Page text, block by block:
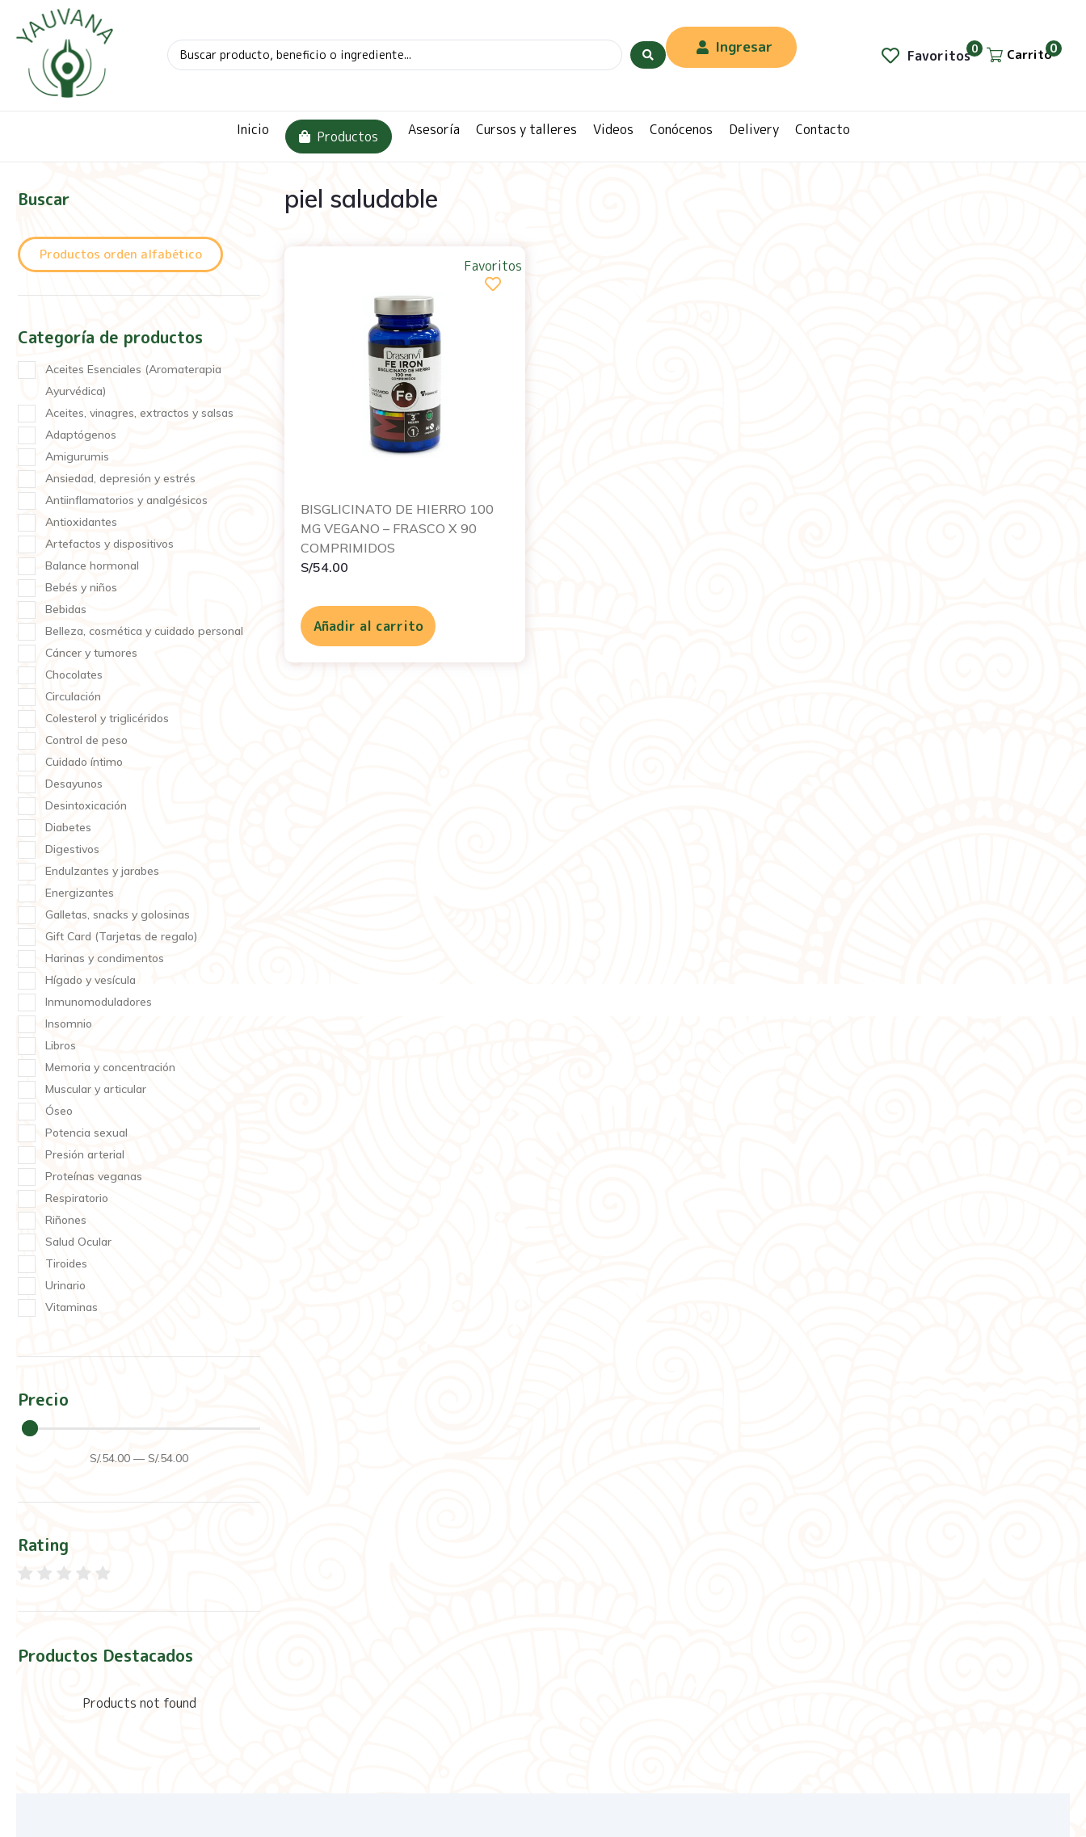
Ingresar Favoritos0 Carrito0
Inicio Productos Asesoría Cursos y talleres Videos Conócenos Delivery Contacto
Buscar
Productos orden alfabético
Categoría de productos
Aceites Esenciales (Aromaterapia
Ayurvédica)
Aceites, vinagres, extractos y salsas
Adaptógenos
Amigurumis
Ansiedad, depresión y estrés
Antiinflamatorios y analgésicos
Antioxidantes
Artefactos y dispositivos
Balance hormonal
Bebés y niños
Bebidas
Belleza, cosmética y cuidado personal
Cáncer y tumores
Chocolates
Circulación
Colesterol y triglicéridos
Control de peso
Cuidado íntimo
Desayunos
Desintoxicación
Diabetes
Digestivos
Endulzantes y jarabes
Energizantes
Galletas, snacks y golosinas
Gift Card (Tarjetas de regalo)
Harinas y condimentos
Hígado y vesícula
Inmunomoduladores
Insomnio
Libros
Memoria y concentración
Muscular y articular
Óseo
Potencia sexual
Presión arterial
Proteínas veganas
Respiratorio
Riñones
Salud Ocular
Tiroides
Urinario
Vitaminas
Precio
S/.54.00 —S/.54.00
Rating
Productos Destacados
Products not found
piel saludable
BISGLICINATO DE HIERRO 100
MG VEGANO – FRASCO X 90
COMPRIMIDOS
S/54.00
Añadir al carrito
Favoritos